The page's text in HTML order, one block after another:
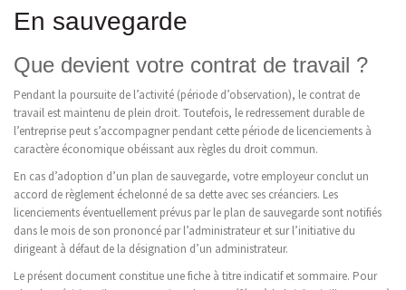
En sauvegarde
Que devient votre contrat de travail ?
Pendant la poursuite de l’activité (période d’observation), le contrat de
travail est maintenu de plein droit. Toutefois, le redressement durable de
l’entreprise peut s’accompagner pendant cette période de licenciements à
caractère économique obéissant aux règles du droit commun.
En cas d’adoption d’un plan de sauvegarde, votre employeur conclut un
accord de règlement échelonné de sa dette avec ses créanciers. Les
licenciements éventuellement prévus par le plan de sauvegarde sont notifiés
dans le mois de son prononcé par l’administrateur et sur l’initiative du
dirigeant à défaut de la désignation d’un administrateur.
Le présent document constitue une fiche à titre indicatif et sommaire. Pour